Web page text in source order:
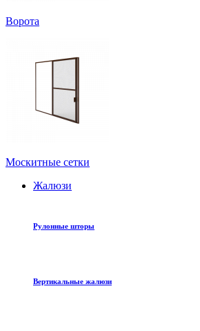
Ворота
Москитные сетки
Жалюзи
Рулонные шторы
Вертикальные жалюзи